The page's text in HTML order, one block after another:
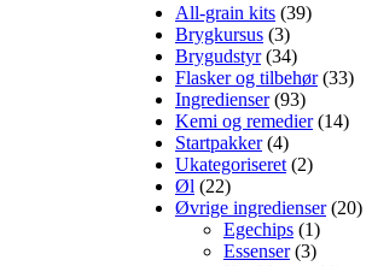
All-grain kits (39)
Brygkursus (3)
Brygudstyr (34)
Flasker og tilbehør (33)
Ingredienser (93)
Kemi og remedier (14)
Startpakker (4)
Ukategoriseret (2)
Øl (22)
Øvrige ingredienser (20)
Egechips (1)
Essenser (3)